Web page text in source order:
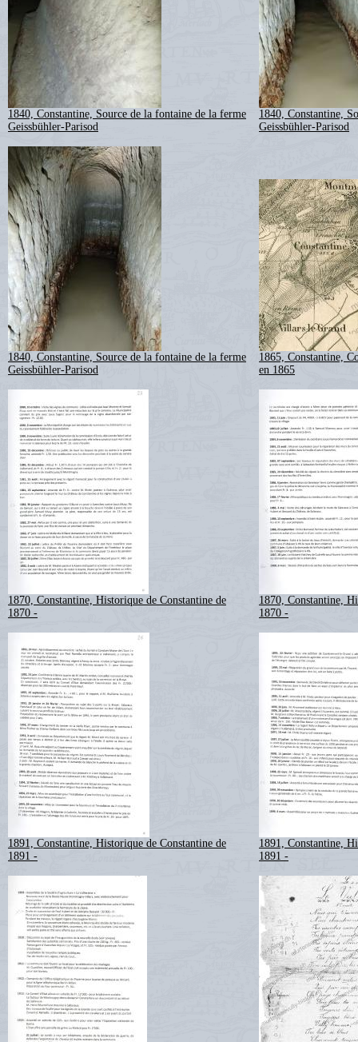
1840, Constantine, Source de la fontaine de la ferme
Geissbühler-Parisod
1840, Constantine,
Geissbühler-Parisod
1840, Constantine, Source de la fontaine de la ferme
Geissbühler-Parisod
1865, Constantine,
en 1865
1870, Constantine, Historique de Constantine de
1870 -
1870, Constantine,
1870 -
1891, Constantine, Historique de Constantine de
1891 -
1891, Constantine,
1891 -